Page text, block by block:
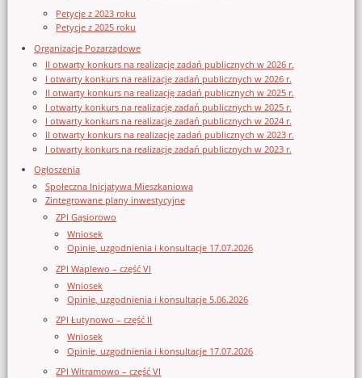
Petycje z 2023 roku
Petycje z 2025 roku
Organizacje Pozarządowe
II otwarty konkurs na realizację zadań publicznych w 2026 r.
I otwarty konkurs na realizację zadań publicznych w 2026 r.
II otwarty konkurs na realizację zadań publicznych w 2025 r.
I otwarty konkurs na realizację zadań publicznych w 2025 r.
I otwarty konkurs na realizację zadań publicznych w 2024 r.
II otwarty konkurs na realizację zadań publicznych w 2023 r.
I otwarty konkurs na realizację zadań publicznych w 2023 r.
Ogłoszenia
Społeczna Inicjatywa Mieszkaniowa
Zintegrowane plany inwestycyjne
ZPI Gąsiorowo
Wniosek
Opinie, uzgodnienia i konsultacje 17.07.2026
ZPI Waplewo – część VI
Wniosek
Opinie, uzgodnienia i konsultacje 5.06.2026
ZPI Łutynowo – część II
Wniosek
Opinie, uzgodnienia i konsultacje 17.07.2026
ZPI Witramowo – część VI